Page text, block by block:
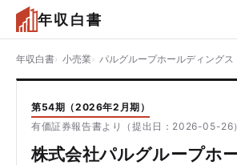
年収白書
年収白書 小売業 パルグループホールディングス
第54期（2026年2月期）
有価証券報告書より（提出日：2026-05-26）
株式会社パルグループホ